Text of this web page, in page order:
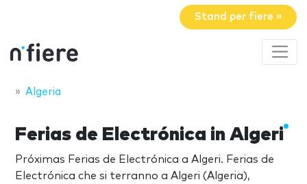
Stand per fiere »
Algeria
Ferias de Electrónica in Algeri
Próximas Ferias de Electrónica a Algeri. Ferias de
Electrónica che si terranno a Algeri (Algeria),